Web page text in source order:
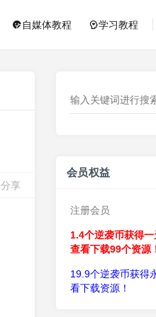
自媒体教程 学习教程
分享
会员权益
注册会员
1.4个逆袭币获得
查看下载99个资源
19.9个逆袭币获得
看下载资源！